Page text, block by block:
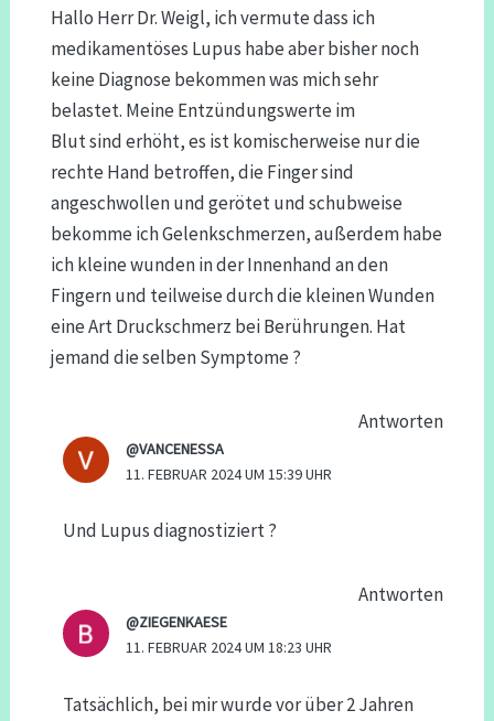
Hallo Herr Dr. Weigl, ich vermute dass ich
medikamentöses Lupus habe aber bisher noch
keine Diagnose bekommen was mich sehr
belastet. Meine Entzündungswerte im
Blut sind erhöht, es ist komischerweise nur die
rechte Hand betroffen, die Finger sind
angeschwollen und gerötet und schubweise
bekomme ich Gelenkschmerzen, außerdem habe
ich kleine wunden in der Innenhand an den
Fingern und teilweise durch die kleinen Wunden
eine Art Druckschmerz bei Berührungen. Hat
jemand die selben Symptome ?
Antworten
@VANCENESSA
11. FEBRUAR 2024 UM 15:39 UHR
Und Lupus diagnostiziert ?
Antworten
@ZIEGENKAESE
11. FEBRUAR 2024 UM 18:23 UHR
Tatsächlich, bei mir wurde vor über 2 Jahren